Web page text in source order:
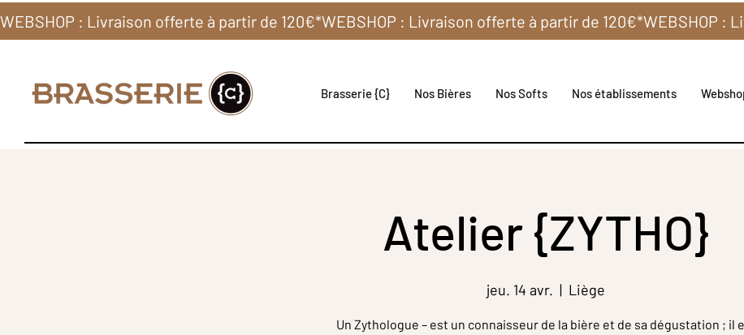
WEBSHOP : Livraison offerte à partir de 120€*
Brasserie {C} Nos Bières Nos Softs Nos établissements
Atelier {ZYTHO}
jeu. 14 avr.
  |
Liège
Un Zythologue – est un connaisseur de la bière et de sa dégustation ; il